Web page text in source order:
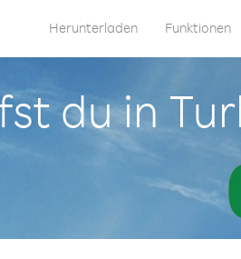
Herunterladen Funktionen
du in